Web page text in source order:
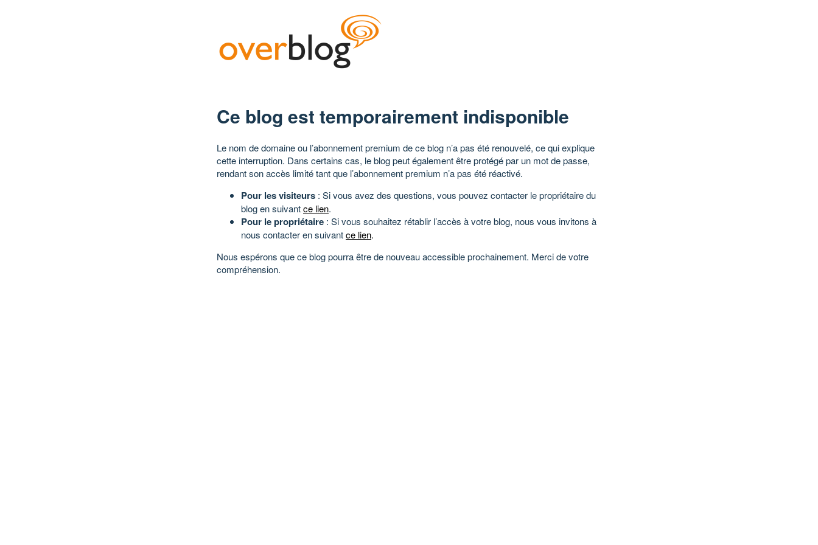
Ce blog est temporairement indisponible
Le nom de domaine ou l’abonnement premium de ce blog n’a pas été renouvelé, ce qui explique
cette interruption. Dans certains cas, le blog peut également être protégé par un mot de passe,
rendant son accès limité tant que l’abonnement premium n’a pas été réactivé.
Pour les visiteurs : Si vous avez des questions, vous pouvez contacter le propriétaire du
blog en suivantce lien.
Pour le propriétaire : Si vous souhaitez rétablir l’accès à votre blog, nous vous invitons à
nous contacter en suivantce lien.
Nous espérons que ce blog pourra être de nouveau accessible prochainement. Merci de votre
compréhension.